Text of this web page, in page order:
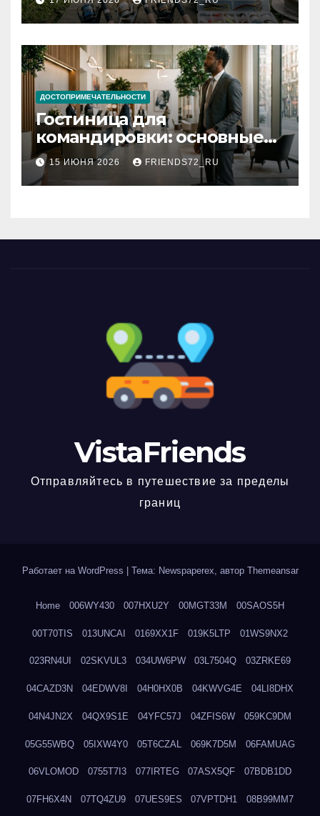
типы
ДОСТОПРИМЕЧАТЕЛЬНОСТИ
Гостиница для
командировки: основные
критерии выбора
15 ИЮНЯ 2026 FRIENDS72_RU
VistaFriends
Отправляйтесь в путешествие за пределы
границ
Работает на WordPress Тема: Newspaperex, автор Themeansar
Home 006WY430 007HXU2Y 00MGT33M 00SAOS5H
00T70TIS 013UNCAI 0169XX1F 019K5LTP 01WS9NX2
023RN4UI 02SKVUL3 034UW6PW 03L7504Q 03ZRKE69
04CAZD3N 04EDWV8I 04H0HX0B 04KWVG4E 04LI8DHX
04N4JN2X 04QX9S1E 04YFC57J 04ZFIS6W 059KC9DM
05G55WBQ 05IXW4Y0 05T6CZAL 069K7D5M 06FAMUAG
06VLOMOD 0755T7I3 077IRTEG 07ASX5QF 07BDB1DD
07FH6X4N 07TQ4ZU9 07UES9ES 07VPTDH1 08B99MM7